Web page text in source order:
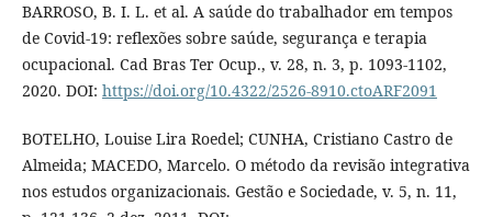
BARROSO, B. I. L. et al. A saúde do trabalhador em tempos
de Covid-19: reflexões sobre saúde, segurança e terapia
ocupacional. Cad Bras Ter Ocup., v. 28, n. 3, p. 1093-1102,
2020. DOI: https://doi.org/10.4322/2526-8910.ctoARF2091
BOTELHO, Louise Lira Roedel; CUNHA, Cristiano Castro de
Almeida; MACEDO, Marcelo. O método da revisão integrativa
nos estudos organizacionais. Gestão e Sociedade, v. 5, n. 11,